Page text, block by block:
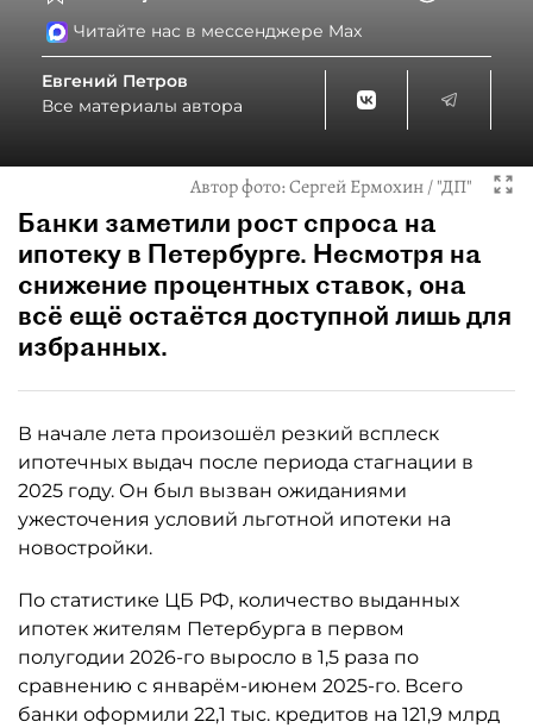
Читайте нас в мессенджере Max
Евгений Петров
Все материалы автора
Автор фото:Сергей Ермохин / "ДП"
Банки заметили рост спроса на
ипотеку в Петербурге. Несмотря на
снижение процентных ставок, она
всё ещё остаётся доступной лишь для
избранных.
В начале лета произошёл резкий всплеск
ипотечных выдач после периода стагнации в
2025 году. Он был вызван ожиданиями
ужесточения условий льготной ипотеки на
новостройки.
По статистике ЦБ РФ, количество выданных
ипотек жителям Петербурга в первом
полугодии 2026-го выросло в 1,5 раза по
сравнению с январём-июнем 2025-го. Всего
банки оформили 22,1 тыс. кредитов на 121,9 млрд